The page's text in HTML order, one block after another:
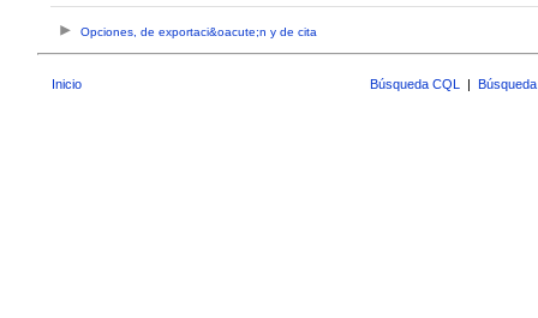
Opciones, de exportaci&oacute;n y de cita
Inicio Búsqueda CQL |